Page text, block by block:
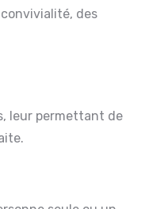
des
leur permettant de